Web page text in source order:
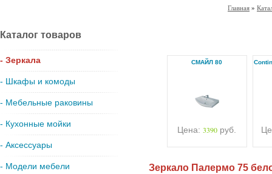
Главная »
Каталог товаров
- Зеркала
- Шкафы и комоды
- Мебельные раковины
- Кухонные мойки
- Аксессуары
- Модели мебели
СМАЙЛ 80
Цена: 3390 руб.
Зеркало Палермо 75